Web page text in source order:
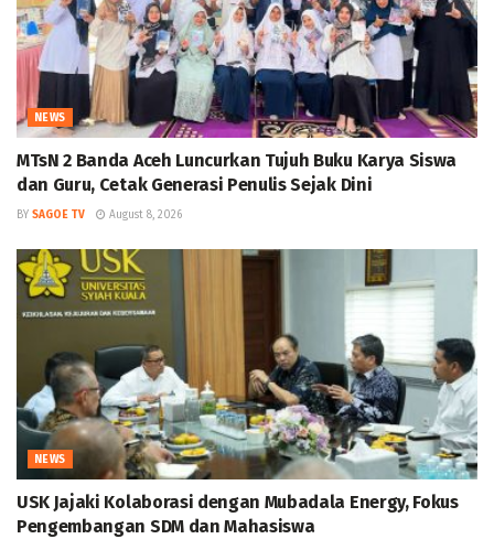
NEWS
MTsN 2 Banda Aceh Luncurkan Tujuh Buku Karya Siswa
dan Guru, Cetak Generasi Penulis Sejak Dini
BY SAGOE TV August 8, 2026
NEWS
USK Jajaki Kolaborasi dengan Mubadala Energy, Fokus
Pengembangan SDM dan Mahasiswa